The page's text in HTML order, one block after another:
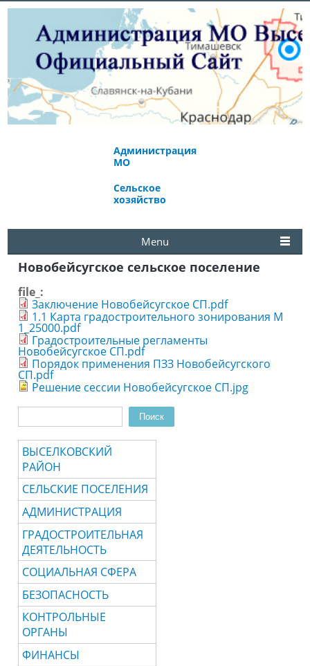
Администрация
МО
Сельское
хозяйство
Menu
Новобейсугское сельское поселение
file_:
Заключение Новобейсугское СП.pdf
1.1 Карта градостроительного зонирования М
1_25000.pdf
Градостроительные регламенты
Новобейсугское СП.pdf
Порядок применения ПЗЗ Новобейсугского
СП.pdf
Решение сессии Новобейсугское СП.jpg
Поиск
ВЫСЕЛКОВСКИЙ
РАЙОН
СЕЛЬСКИЕ ПОСЕЛЕНИЯ
АДМИНИСТРАЦИЯ
ГРАДОСТРОИТЕЛЬНАЯ
ДЕЯТЕЛЬНОСТЬ
СОЦИАЛЬНАЯ СФЕРА
БЕЗОПАСНОСТЬ
КОНТРОЛЬНЫЕ
ОРГАНЫ
ФИНАНСЫ